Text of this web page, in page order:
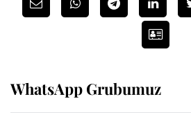
WhatsApp Grubumuz